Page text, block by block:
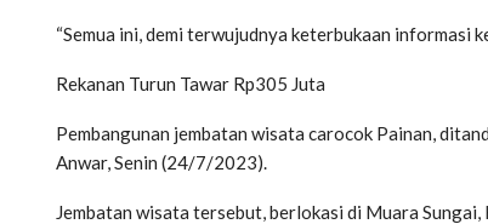
“Semua ini, demi terwujudnya keterbukaan informasi
Rekanan Turun Tawar Rp305 Juta
Pembangunan jembatan wisata carocok Painan,
Anwar, Senin (24/7/2023).
Jembatan wisata tersebut, berlokasi di Muara